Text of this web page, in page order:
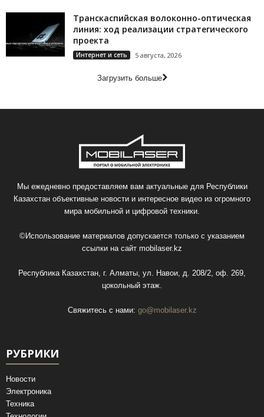
Транскаспийская волоконно-оптическая
линия: ход реализации стратегического
проекта
Интернет и сеть 5 августа, 2026
Загрузить больше
Мы ежедневно предоставляем вам актуальные для Республики
Казахстан объективные новости и интересное видео из огромного
мира мобильной и цифровой техники.
©Использование материалов допускается только с указанием
ссылки на сайт mobilaser.kz
Республика Казахстан, г. Алматы, ул. Навои, д. 208/2, оф. 269,
цокольный этаж.
Свяжитесь с нами: go@mobilaser.kz
РУБРИКИ
Новости
Электроника
Техника